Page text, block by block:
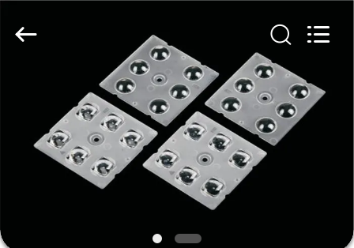
Technology
Co.,